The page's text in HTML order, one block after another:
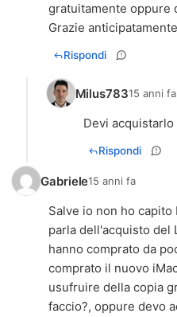
gratuitamente oppure
Grazie anticipatamente
Rispondi
Milus78315 anni fa
Devi acquistarlo
Rispondi
Gabriele15 anni fa
Salve io non ho
parla dell'acquisto del
hanno comprato da
comprato il nuovo
usufruire della copia
faccio?, oppure devo